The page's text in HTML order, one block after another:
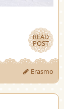
READ
POST
READ
POST
Erasmo